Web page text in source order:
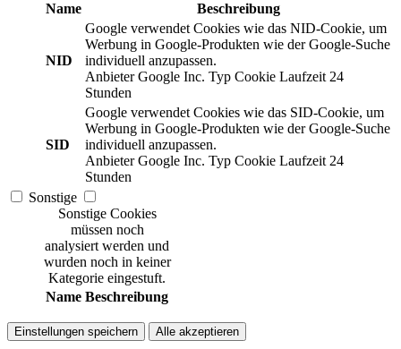
Name
Beschreibung
NID
Google verwendet Cookies wie das NID-Cookie, um
Werbung in Google-Produkten wie der Google-Suche
individuell anzupassen.
Anbieter Google Inc. Typ Cookie Laufzeit 24
Stunden
SID
Google verwendet Cookies wie das SID-Cookie, um
Werbung in Google-Produkten wie der Google-Suche
individuell anzupassen.
Anbieter Google Inc. Typ Cookie Laufzeit 24
Stunden
Sonstige
Sonstige Cookies
müssen noch
analysiert werden und
wurden noch in keiner
Kategorie eingestuft.
Name Beschreibung
Einstellungen speichern Alle akzeptieren